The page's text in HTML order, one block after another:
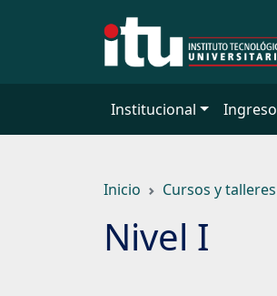
Institucional Ingreso
Inicio Cursos y talleres
Nivel I